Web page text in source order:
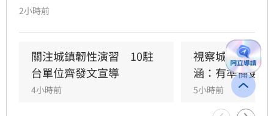
到三讀函文，強調編列預算為行政院憲政職權，
人口對策新戰略」，包含每月五千元成長津貼，
並強調行政院版透過弱勢對存能落實公平正義，
避免在野黨版本加劇貧富差距。此外，政府同步
推動育兒留停六加三、延長婚產假等多項配套措
施，建構完善支持體系。政院重申，國家政策規
2小時前
關注城鎮韌性演習　10駐
台單位齊發文宣導
4小時前
視察城鎮韌性
涵：有準備更安
5小時前